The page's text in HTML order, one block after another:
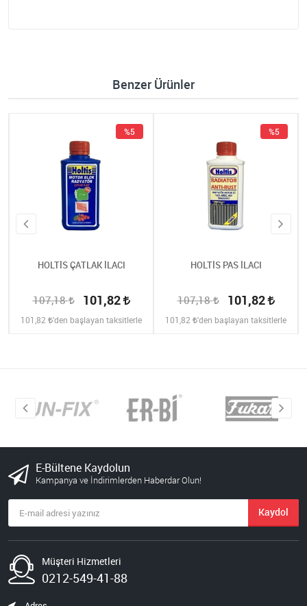
Benzer Ürünler
HOLTİS ÇATLAK İLACI
107,18 101,82
%5
101,82 'den başlayan taksitlerle
HOLTİS PAS İLACI
107,18 101,82
%5
101,82 'den başlayan taksitlerle
E-Bültene Kaydolun
Kampanya ve İndirimlerden Haberdar Olun!
Kaydol
Müşteri Hizmetleri
0212-549-41-88